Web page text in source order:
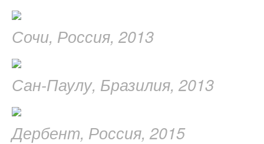
Сочи, Россия, 2013
Сан-Паулу, Бразилия, 2013
Дербент, Россия, 2015